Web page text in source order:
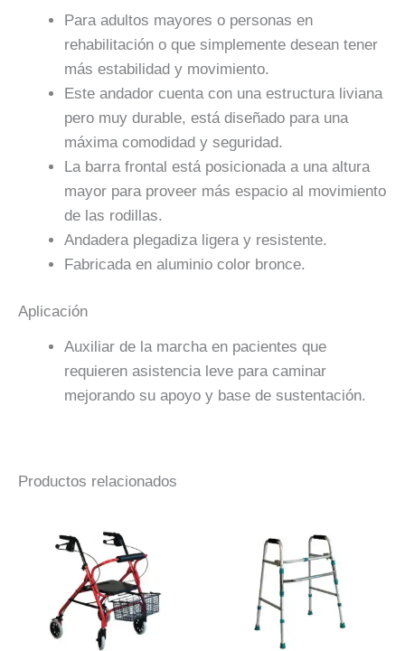
Para adultos mayores o personas en
rehabilitación o que simplemente desean tener
más estabilidad y movimiento.
Este andador cuenta con una estructura liviana
pero muy durable, está diseñado para una
máxima comodidad y seguridad.
La barra frontal está posicionada a una altura
mayor para proveer más espacio al movimiento
de las rodillas.
Andadera plegadiza ligera y resistente.
Fabricada en aluminio color bronce.
Aplicación
Auxiliar de la marcha en pacientes que
requieren asistencia leve para caminar
mejorando su apoyo y base de sustentación.
Productos relacionados